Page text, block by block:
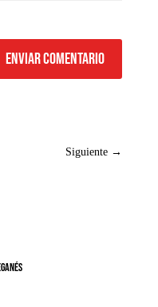
Enviar comentario
Siguiente →